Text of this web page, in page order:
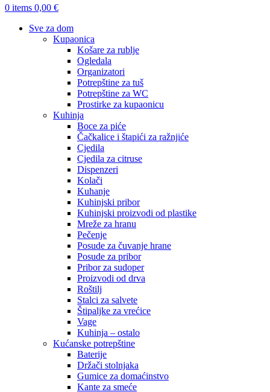
0 items 0,00 €
Sve za dom
Kupaonica
Košare za rublje
Ogledala
Organizatori
Potrepštine za tuš
Potrepštine za WC
Prostirke za kupaonicu
Kuhinja
Boce za piće
Čačkalice i štapići za ražnjiće
Cjedila
Cjedila za citruse
Dispenzeri
Kolači
Kuhanje
Kuhinjski pribor
Kuhinjski proizvodi od plastike
Mreže za hranu
Pečenje
Posude za čuvanje hrane
Posude za pribor
Pribor za sudoper
Proizvodi od drva
Roštilj
Stalci za salvete
Štipaljke za vrećice
Vage
Kuhinja – ostalo
Kućanske potrepštine
Baterije
Držači stolnjaka
Gumice za domaćinstvo
Kante za smeće